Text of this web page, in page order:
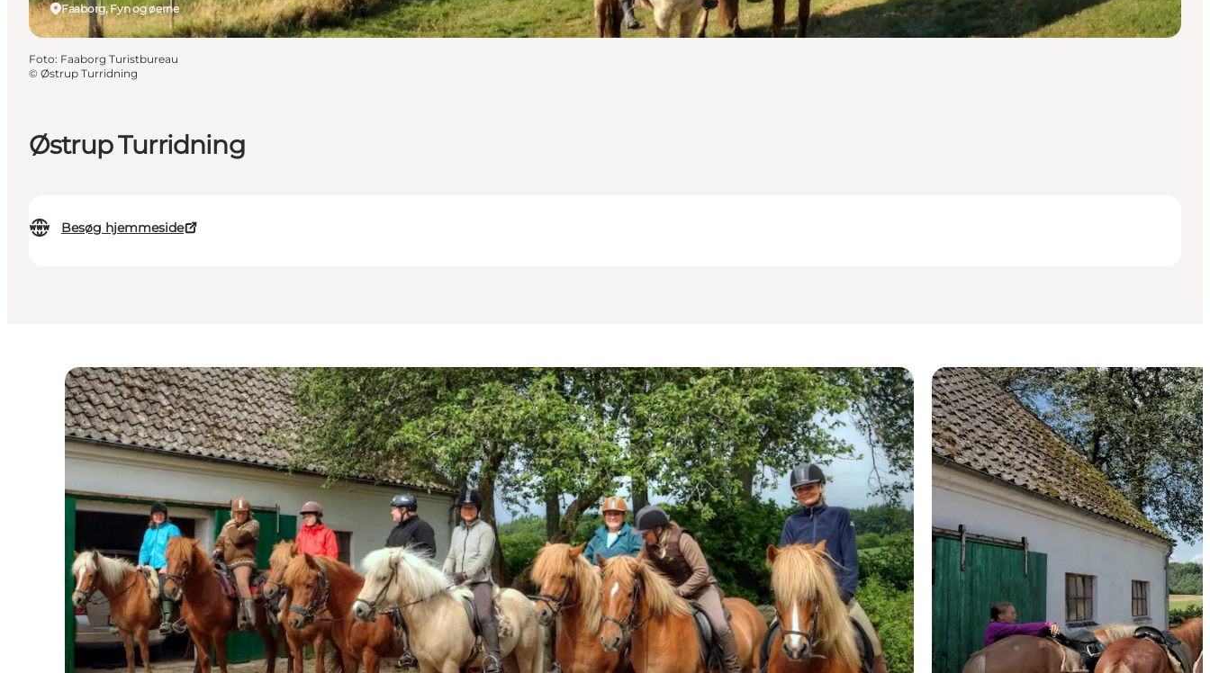
Østrup Turridning
Besøg hjemmeside
Faaborg, Fyn og øerne
Foto: Faaborg Turistbureau
© Østrup Turridning